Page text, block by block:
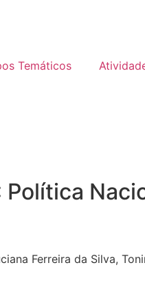
Temáticos
Política
Ferreira da Silva,